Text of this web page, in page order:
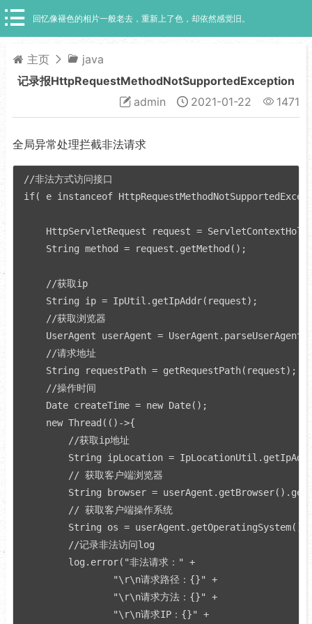
回忆像褪色的相片一般老去，重新上了色，却依然感觉旧。
主页
java
记录报HttpRequestMethodNotSupportedException
admin
2021-01-22 1471
全局异常处理拦截非法请求
//非法方式访问接口
if( e instanceof
HttpServletRequest request =
String method = request.getMethod();
//获取ip
String ip = IpUtil.getIpAddr(request);
//获取浏览器
UserAgent userAgent =
//请求地址
String requestPath = getRequestPath(request);
//操作时间
Date createTime = new Date();
new Thread(()->{
//获取ip地址
String ipLocation =
// 获取客户端浏览器
String browser =
// 获取客户端操作系统
String os =
//记录非法访问log
log.error("非法请求：" +
"\r\n请求路径：{}" +
"\r\n请求方法：{}" +
"\r\n请求IP：{}" +